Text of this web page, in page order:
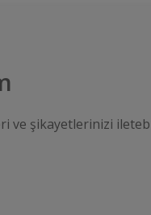
ve şikayetlerinizi